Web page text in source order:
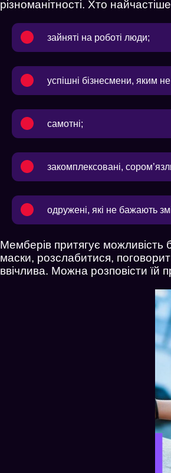
різноманітності. Хто
зайняті на роботі люди;
успішні бізнесмени, яким
самотні;
закомплексовані,
одружені, які не бажають
Мемберів притягує можливість
маски, розслабитися,
ввічлива. Можна розповісти їй